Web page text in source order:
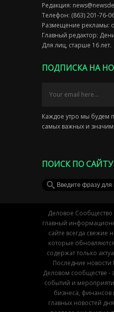
Редакция:
Телефон: (863) 201-76-
Размещение рекламы:
Главный редактор:
Для лиц, старше 16 лет.
ПОДПИСКА НА
Каждое утро мы будем
самых важных и
ПОИСК ПО САЙТУ
Деловое Сообщество
главный
сайте всегда свежие
которые
содержат только
Последние новости
Деловом сообществе -
событий и
бизнеса,
главных новостей